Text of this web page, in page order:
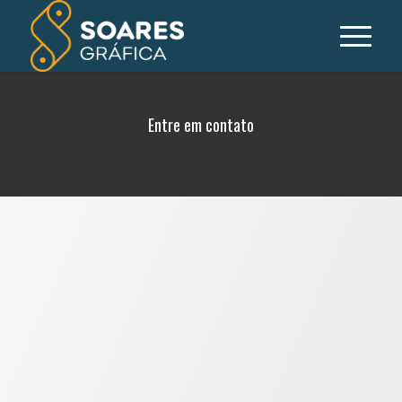
Entre em contato